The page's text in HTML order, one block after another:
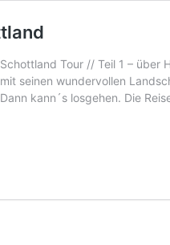
Schottland Tour // Teil 1 – über
mit seinen wundervollen
Dann kann´s losgehen. Die